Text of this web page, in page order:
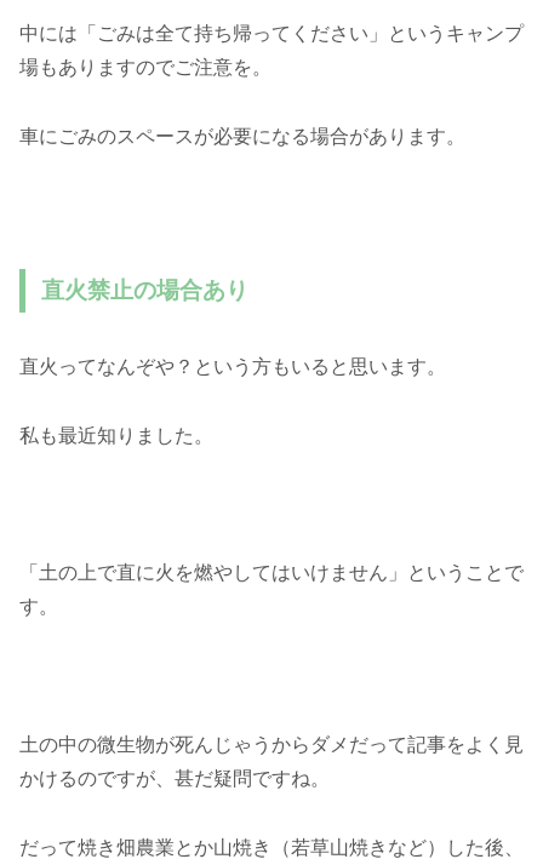
中には「ごみは全て持ち帰ってください」というキャンプ
場もありますのでご注意を。
車にごみのスペースが必要になる場合があります。
直火禁止の場合あり
直火ってなんぞや？という方もいると思います。
私も最近知りました。
「土の上で直に火を燃やしてはいけません」ということで
す。
土の中の微生物が死んじゃうからダメだって記事をよく見
かけるのですが、甚だ疑問ですね。
だって焼き畑農業とか山焼き（若草山焼きなど）した後、